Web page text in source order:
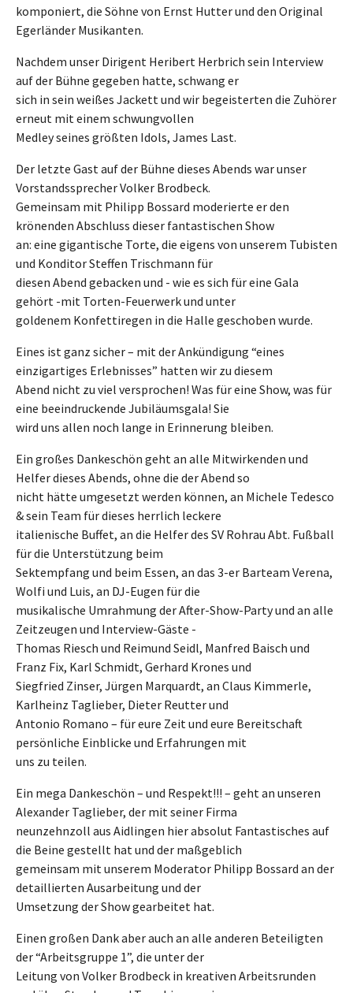
komponiert, die Söhne von Ernst Hutter und den Original
Egerländer Musikanten.
Nachdem unser Dirigent Heribert Herbrich sein Interview
auf der Bühne gegeben hatte, schwang er
sich in sein weißes Jackett und wir begeisterten die Zuhörer
erneut mit einem schwungvollen
Medley seines größten Idols, James Last.
Der letzte Gast auf der Bühne dieses Abends war unser
Vorstandssprecher Volker Brodbeck.
Gemeinsam mit Philipp Bossard moderierte er den
krönenden Abschluss dieser fantastischen Show
an: eine gigantische Torte, die eigens von unserem Tubisten
und Konditor Steffen Trischmann für
diesen Abend gebacken und - wie es sich für eine Gala
gehört -mit Torten-Feuerwerk und unter
goldenem Konfettiregen in die Halle geschoben wurde.
Eines ist ganz sicher – mit der Ankündigung “eines
einzigartiges Erlebnisses” hatten wir zu diesem
Abend nicht zu viel versprochen! Was für eine Show, was für
eine beeindruckende Jubiläumsgala! Sie
wird uns allen noch lange in Erinnerung bleiben.
Ein großes Dankeschön geht an alle Mitwirkenden und
Helfer dieses Abends, ohne die der Abend so
nicht hätte umgesetzt werden können, an Michele Tedesco
& sein Team für dieses herrlich leckere
italienische Buffet, an die Helfer des SV Rohrau Abt. Fußball
für die Unterstützung beim
Sektempfang und beim Essen, an das 3-er Barteam Verena,
Wolfi und Luis, an DJ-Eugen für die
musikalische Umrahmung der After-Show-Party und an alle
Zeitzeugen und Interview-Gäste -
Thomas Riesch und Reimund Seidl, Manfred Baisch und
Franz Fix, Karl Schmidt, Gerhard Krones und
Siegfried Zinser, Jürgen Marquardt, an Claus Kimmerle,
Karlheinz Taglieber, Dieter Reutter und
Antonio Romano – für eure Zeit und eure Bereitschaft
persönliche Einblicke und Erfahrungen mit
uns zu teilen.
Ein mega Dankeschön – und Respekt!!! – geht an unseren
Alexander Taglieber, der mit seiner Firma
neunzehnzoll aus Aidlingen hier absolut Fantastisches auf
die Beine gestellt hat und der maßgeblich
gemeinsam mit unserem Moderator Philipp Bossard an der
detaillierten Ausarbeitung und der
Umsetzung der Show gearbeitet hat.
Einen großen Dank aber auch an alle anderen Beteiligten
der “Arbeitsgruppe 1”, die unter der
Leitung von Volker Brodbeck in kreativen Arbeitsrunden